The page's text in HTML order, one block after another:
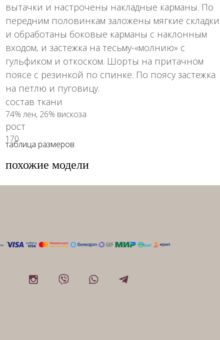
вытачки и настрочены накладные карманы. По
передним половинкам заложены мягкие складки
и обработаны боковые карманы с наклонным
входом, и застежка на тесьму-«молнию» с
гульфиком и откоском. Шорты на притачном
поясе с резинкой по спинке. По поясу застежка
на петлю и пуговицу.
состав ткани
74% лен, 26% вискоза
рост
170
таблица размеров
похожие модели